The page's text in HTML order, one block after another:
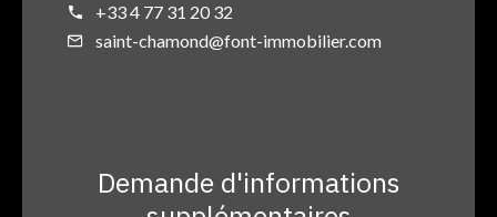
+33 4 77 31 20 32
saint-chamond@font-immobilier.com
Demande d'informations